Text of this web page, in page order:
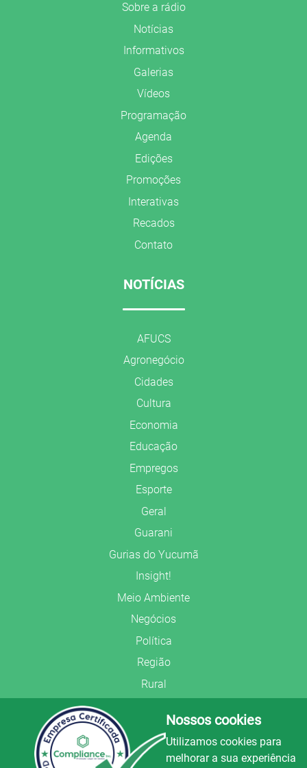
Sobre a rádio
Notícias
Informativos
Galerias
Vídeos
Programação
Agenda
Edições
Promoções
Interativas
Recados
Contato
NOTÍCIAS
AFUCS
Agronegócio
Cidades
Cultura
Economia
Educação
Empregos
Esporte
Geral
Guarani
Gurias do Yucumã
Insight!
Meio Ambiente
Negócios
Política
Região
Rural
Segurança Pública
União Frederiquense
Nossos cookies
Utilizamos cookies para
melhorar a sua experiência